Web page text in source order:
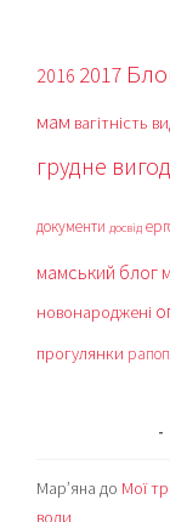
2016 2017
мам вагітність
грудне
документи досвід
мамський блог
новонароджені
прогулянки
Мар’яна до Мої